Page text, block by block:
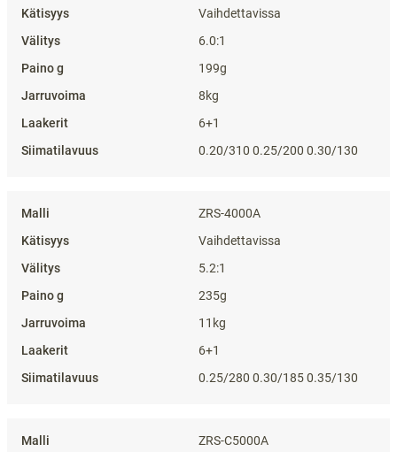
Vaihdettavissa
6.0:1
199g
8kg
6+1
0.20/310 0.25/200 0.30/130
ZRS-4000A
Vaihdettavissa
5.2:1
235g
11kg
6+1
0.25/280 0.30/185 0.35/130
ZRS-C5000A